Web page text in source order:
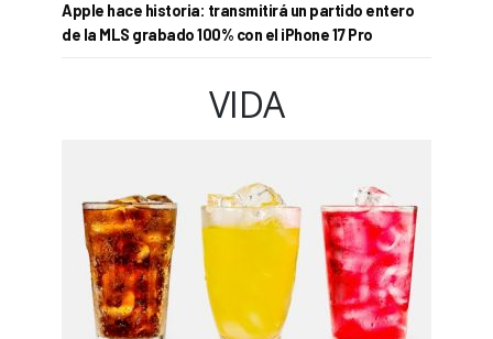
Apple hace historia: transmitirá un partido entero
de la MLS grabado 100% con el iPhone 17 Pro
VIDA